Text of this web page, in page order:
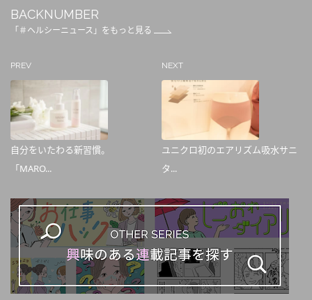
BACKNUMBER
「＃ヘルシーニュース」をもっと見る
PREV
自分をいたわる新習慣。
「MARO...
NEXT
ユニクロ初のエアリズム吸水サニ
タ...